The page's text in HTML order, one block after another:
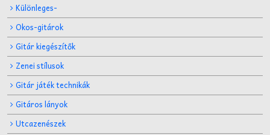
Különleges-
Okos-gitárok
Gitár kiegészítők
Zenei stílusok
Gitár játék technikák
Gitáros lányok
Utcazenészek